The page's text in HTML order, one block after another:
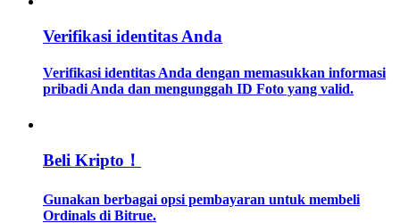
Pelajari cara untuk tetap menghasilkan keuntungan
Verifikasi identitas Anda
Verifikasi identitas Anda dengan memasukkan informasi
pribadi Anda dan mengunggah ID Foto yang valid.
Beli Kripto！
Gunakan berbagai opsi pembayaran untuk membeli
Ordinals di Bitrue.